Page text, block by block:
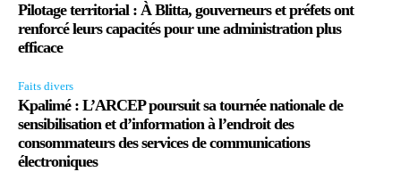
Pilotage territorial : À Blitta, gouverneurs et préfets ont
renforcé leurs capacités pour une administration plus
efficace
Faits divers
Kpalimé : L’ARCEP poursuit sa tournée nationale de
sensibilisation et d’information à l’endroit des
consommateurs des services de communications
électroniques